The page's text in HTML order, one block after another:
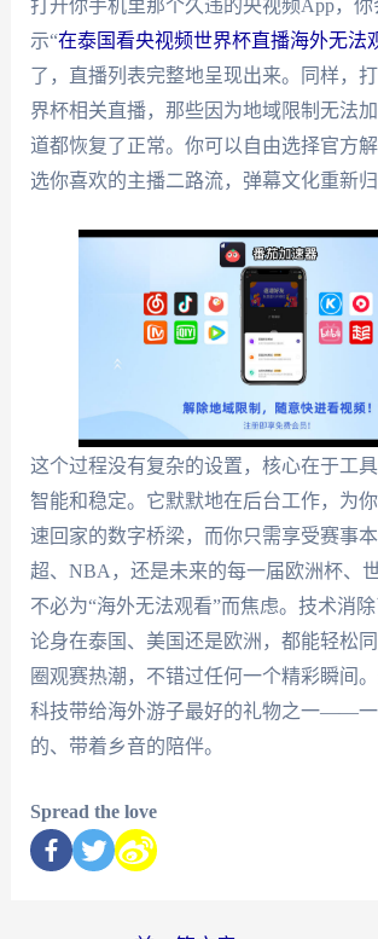
打开你手机里那个久违的央视频App，
示“在泰国看央视频世界杯直播海外无法
了，直播列表完整地呈现出来。同样，
界杯相关直播，那些因为地域限制无法
道都恢复了正常。你可以自由选择官方
选你喜欢的主播二路流，弹幕文化重新归
这个过程没有复杂的设置，核心在于工
智能和稳定。它默默地在后台工作，为
速回家的数字桥梁，而你只需享受赛事
超、NBA，还是未来的每一届欧洲杯、
不必为“海外无法观看”而焦虑。技术消
论身在泰国、美国还是欧洲，都能轻松
圈观赛热潮，不错过任何一个精彩瞬间
科技带给海外游子最好的礼物之一——
的、带着乡音的陪伴。
Spread the love